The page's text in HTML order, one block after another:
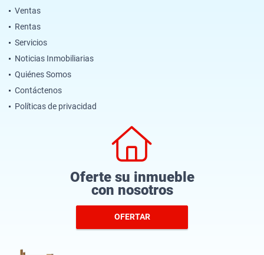
Ventas
Rentas
Servicios
Noticias Inmobiliarias
Quiénes Somos
Contáctenos
Políticas de privacidad
Oferte su inmueble
con nosotros
OFERTAR